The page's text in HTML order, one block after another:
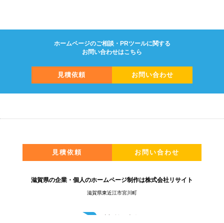
ホームページのご相談・PRツールに関する
お問い合わせはこちら
見積依頼 お問い合わせ
見積依頼 お問い合わせ
滋賀県の企業・個人のホームページ制作は株式会社リサイト
滋賀県東近江市宮川町